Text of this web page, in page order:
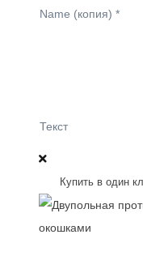
Name (копия) *
Текст
Купить в один